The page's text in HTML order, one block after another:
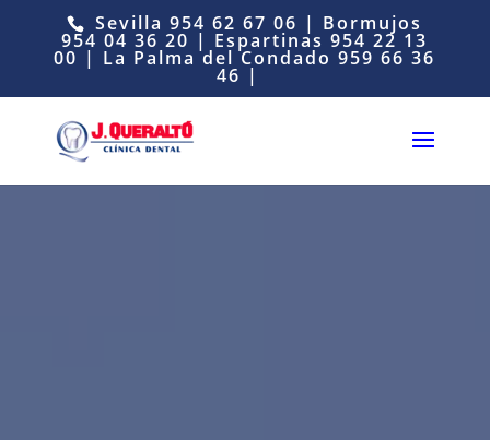
Sevilla954 62 67 06 | Bormujos
954 04 36 20 | Espartinas954 22 13
00 | La Palma del Condado959 66 36
46 |